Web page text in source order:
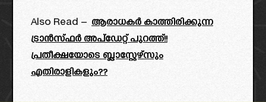
Also Read – ആരാധകർ കാത്തിരിക്കുന്ന
ട്രാൻസ്ഫർ അപ്ഡേറ്റ് പുറത്ത്!!
പ്രതീക്ഷയോടെ ബ്ലാസ്റ്റേഴ്‌സും
എതിരാളികളും??